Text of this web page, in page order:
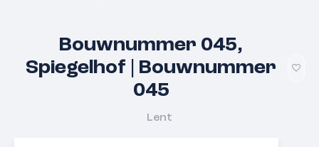
Bouwnummer 045,
Spiegelhof | Bouwnummer
045
Lent